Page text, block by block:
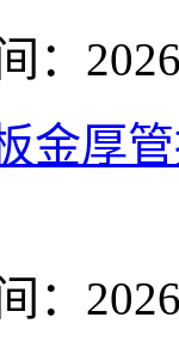
：
金厚
：